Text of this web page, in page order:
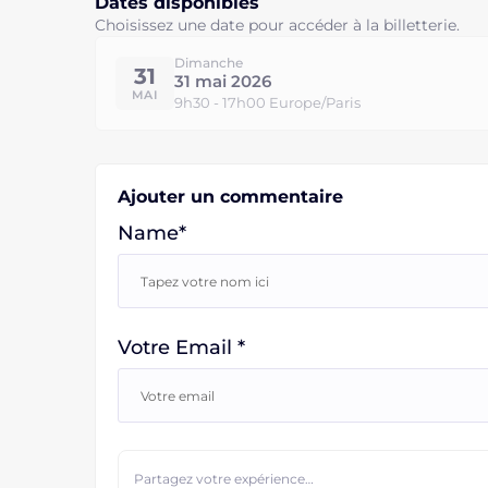
Choisissez une date pour accéder à la billetterie.
31
MAI
Dimanche
31 mai 2026
9h30 - 17h00 Europe/Paris
Ajouter un commentaire
Name*
Votre Email *